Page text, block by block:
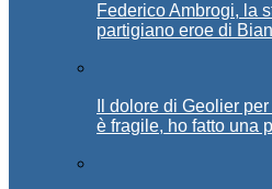
Federico Ambrogi, la
partigiano eroe di
Il dolore di Geolier
è fragile, ho fatto una